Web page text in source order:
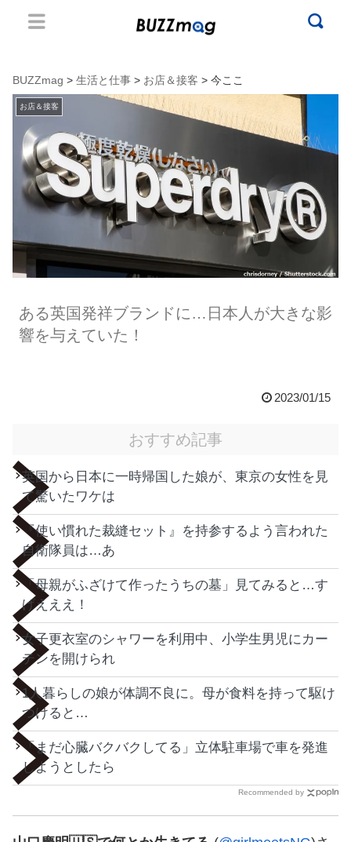
BUZZmag > 生活と仕事 > お店＆接客 > 今ここ
お店＆接客
ある英国発祥ブランドに…日本人が大きな影
響を与えていた！
2023/01/15
おすすめ記事
英国から日本に一時帰国した娘が、東京の女性を見
て驚いたワケは
『使い慣れた裁縫セット』を持参するよう言われた
自衛隊員は…あ
「母親がふざけて作ったうちの墓」見てみると…す
げえええ！
女子更衣室のシャワーを利用中、小学生男児にカー
テンを開けられ
1人暮らしの娘が体調不良に。母が食料を持って駆け
つけると…
「まだ心臓バクバクしてる」立体駐車場で車を発進
しようとしたら
Recommended by